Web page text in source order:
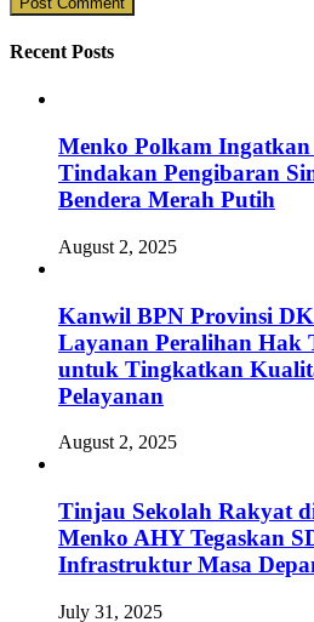
Recent Posts
Menko Polkam
Tindakan Pengibaran
Bendera Merah Putih
August 2, 2025
Kanwil BPN Provinsi
Layanan Peralihan Hak
untuk Tingkatkan
Pelayanan
August 2, 2025
Tinjau Sekolah Rakyat
Menko AHY Tegaskan
Infrastruktur Masa
July 31, 2025